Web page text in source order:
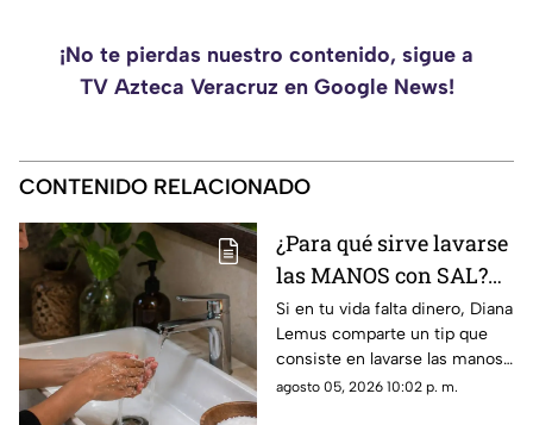
¡No te pierdas nuestro contenido, sigue a
TV Azteca Veracruz en Google News!
CONTENIDO RELACIONADO
¿Para qué sirve lavarse
las MANOS con SAL?
Este es su PODEROSO
EFECTO
Si en tu vida falta dinero, Diana
Lemus comparte un tip que
consiste en lavarse las manos
con sal. Aquí te contamos.
agosto 05, 2026 10:02 p. m.